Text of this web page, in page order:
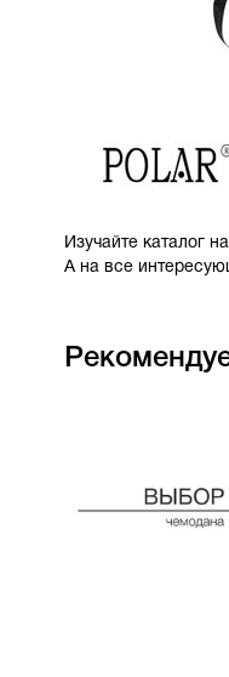
Изучайте каталог
А на все